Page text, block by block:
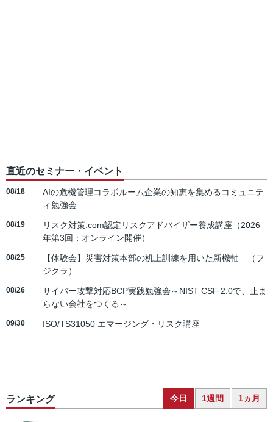
直近のセミナー・イベント
08/18
AIの危機管理コラボルーム企業の知恵を集めるコミュニテ
ィ勉強会
08/19
リスク対策.com認定リスクアドバイザー養成講座（2026
年第3回：オンライン開催）
08/25
【体験会】災害対策本部の机上訓練を用いた新機軸 （フ
ジクラ）
08/26
サイバー攻撃対応BCP実践勉強会～NIST CSF 2.0で、止ま
らない会社をつくる～
09/30 ISO/TS31050 エマージング・リスク講座
ランキング 今日 1週間 1ヵ月